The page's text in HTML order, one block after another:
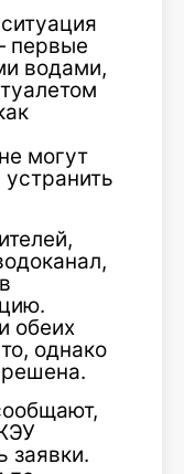
первые
водами,
могут
обеих
однако
заявки.